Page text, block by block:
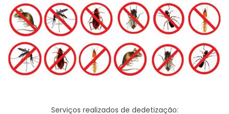
Serviços realizados de dedetização: